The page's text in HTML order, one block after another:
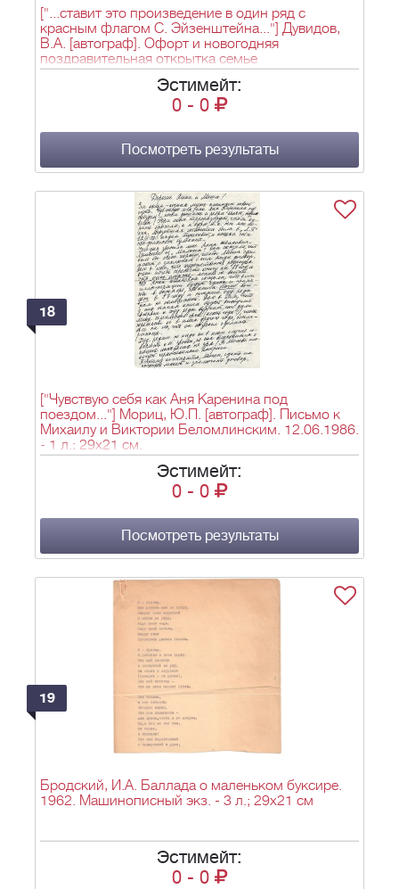
["...ставит это произведение в один ряд с
красным флагом С. Эйзенштейна..."] Дувидов,
В.А. [автограф]. Офорт и новогодняя
поздравительная открытка семье
Беломлинских. 1982. - 3 л., 14х10, 13х9 (офорт)
Эстимейт:
0 - 0
Посмотреть результаты
18
["Чувствую себя как Аня Каренина под
поездом..."] Мориц, Ю.П. [автограф]. Письмо к
Михаилу и Виктории Беломлинским. 12.06.1986.
- 1 л.; 29х21 см.
Эстимейт:
0 - 0
Посмотреть результаты
19
Бродский, И.А. Баллада о маленьком буксире.
1962. Машинописный экз. - 3 л.; 29х21 см
Эстимейт:
0 - 0